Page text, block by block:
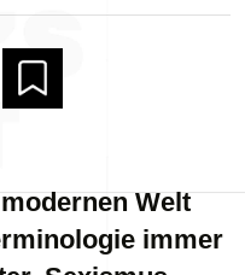
Welt
immer